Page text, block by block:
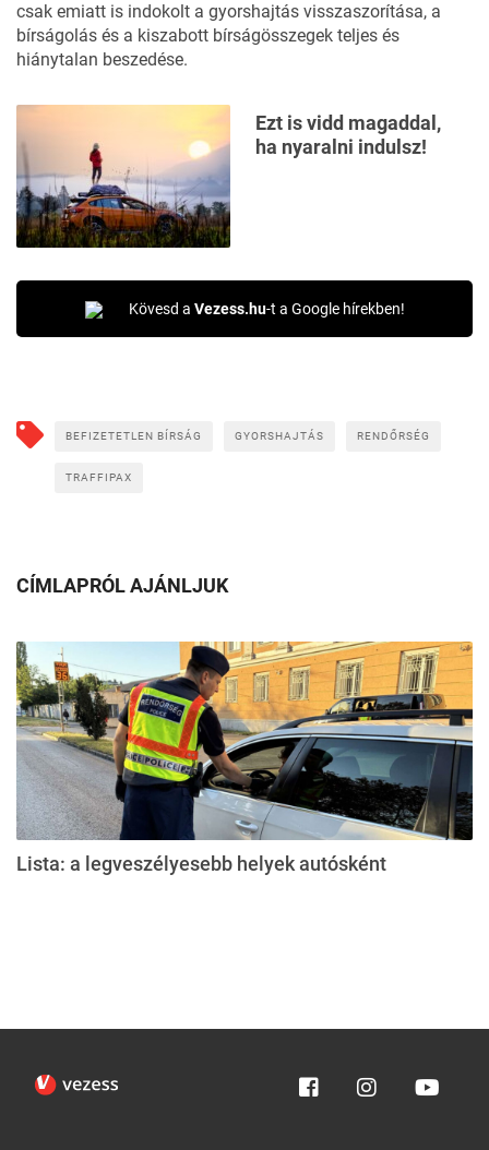
csak emiatt is indokolt a gyorshajtás visszaszorítása, a
bírságolás és a kiszabott bírságösszegek teljes és
hiánytalan beszedése.
Ezt is vidd magaddal,
ha nyaralni indulsz!
Kövesd a Vezess.hu-t a Google hírekben!
BEFIZETETLEN BÍRSÁG GYORSHAJTÁS RENDŐRSÉG
TRAFFIPAX
CÍMLAPRÓL AJÁNLJUK
Lista: a legveszélyesebb helyek autósként